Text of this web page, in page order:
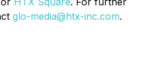
glo-media@htx-inc.com.